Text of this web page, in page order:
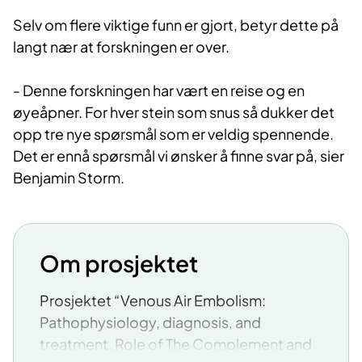
Selv om flere viktige funn er gjort, betyr dette på
langt nær at forskningen er over.
- Denne forskningen har vært en reise og en
øyeåpner. For hver stein som snus så dukker det
opp tre nye spørsmål som er veldig spennende.
Det er ennå spørsmål vi ønsker å finne svar på, sier
Benjamin Storm.
Om prosjektet
​​Prosjektet “Venous Air Embolism:
Pathophysiology, diagnosis, and
treatment. Role of The Complement and